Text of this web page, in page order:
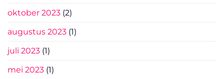
oktober 2023 (2)
augustus 2023 (1)
juli 2023 (1)
mei 2023 (1)